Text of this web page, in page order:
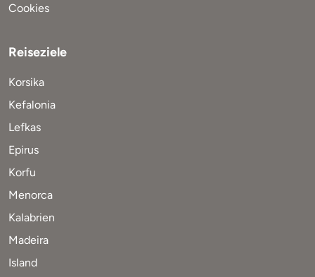
Cookies
Reiseziele
Korsika
Kefalonia
Lefkas
Epirus
Korfu
Menorca
Kalabrien
Madeira
Island